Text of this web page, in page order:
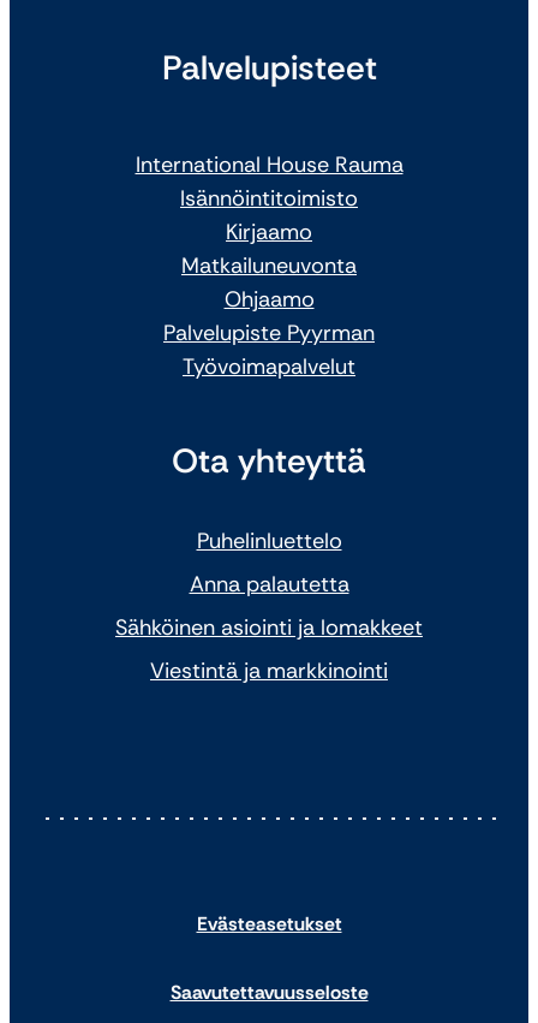
Palvelupisteet
International House Rauma
Isännöintitoimisto
Kirjaamo
Matkailuneuvonta
Ohjaamo
Palvelupiste Pyyrman
Työvoimapalvelut
Ota yhteyttä
Puhelinluettelo
Anna palautetta
Sähköinen asiointi ja lomakkeet
Viestintä ja markkinointi
Evästeasetukset
Saavutettavuusseloste